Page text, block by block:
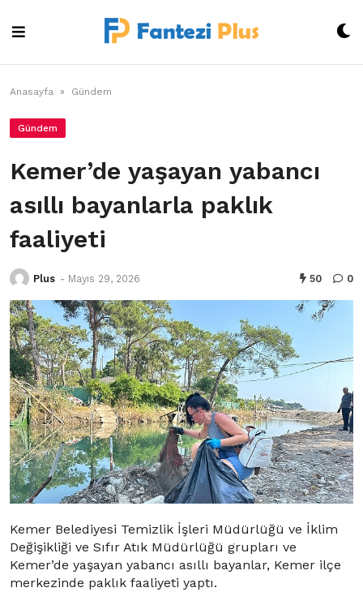
content
Anasayfa » Gündem
Gündem
Kemer’de yaşayan yabancı
asıllı bayanlarla paklık
faaliyeti
Plus - Mayıs 29, 2026 50 0
Kemer Belediyesi Temizlik İşleri Müdürlüğü ve İklim
Değişikliği ve Sıfır Atık Müdürlüğü grupları ve
Kemer’de yaşayan yabancı asıllı bayanlar, Kemer ilçe
merkezinde paklık faaliyeti yaptı.